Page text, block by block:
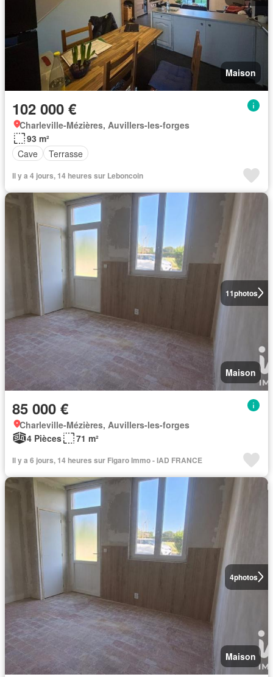
Maison
102 000 €
Charleville-Mézières, Auvillers-les-forges
93 m²
Cave
Terrasse
Il y a 4 jours, 14 heures sur Leboncoin
11photos
Maison
85 000 €
Charleville-Mézières, Auvillers-les-forges
4 Pièces
71 m²
Il y a 6 jours, 14 heures sur Figaro Immo - IAD FRANCE
4photos
Maison